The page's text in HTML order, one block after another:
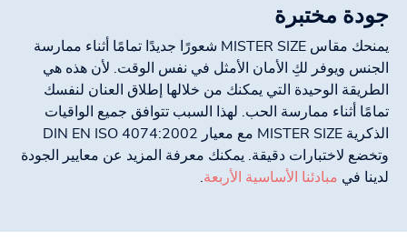
جودة مختبرة
يمنحك مقاس MISTER SIZE شعورًا جديدًا تمامًا أثناء ممارسة
الجنس ويوفر لكِ الأمان الأمثل في نفس الوقت. لأن هذه هي
الطريقة الوحيدة التي يمكنك من خلالها إطلاق العنان لنفسك
تمامًا أثناء ممارسة الحب. لهذا السبب تتوافق جميع الواقيات
الذكرية MISTER SIZE مع معيار DIN EN ISO 4074:2002
وتخضع لاختبارات دقيقة. يمكنك معرفة المزيد عن معايير الجودة
لدينا في مبادئنا الأساسية الأربعة.